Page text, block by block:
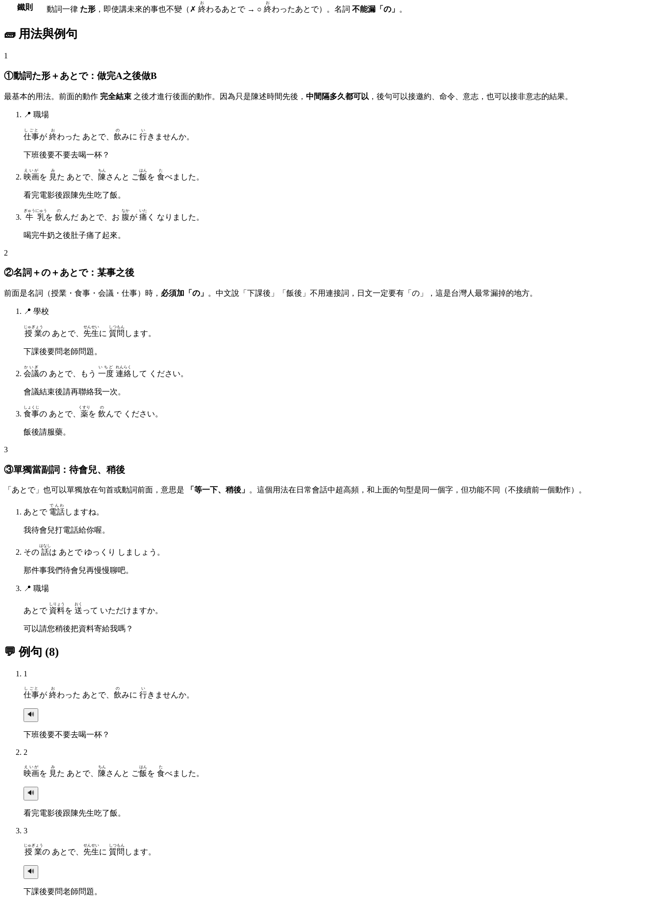
鐵則
動詞一律 た形 ，即使講未來的事也不變（✗ 終
お
わるあとで → ○ 終
お
わったあとで）。名詞 不能漏「の」 。
🧱 用法與例句
1
①動詞た形＋あとで：做完A之後做B
最基本的用法。前面的動作 完全結束 之後才進行後面的動作。因為只是陳述時間先後， 中間隔多久都可以 ，後句可以接邀約、命令、意志，也可以接非意志的結果。
📍 職場
仕事
しごと
が 終
お
わった あとで、 飲
の
みに 行
い
きませんか。
下班後要不要去喝一杯？
映画
えいが
を 見
み
た あとで、 陳
ちん
さんと ご飯
はん
を 食
た
べました。
看完電影後跟陳先生吃了飯。
牛乳
ぎゅうにゅう
を 飲
の
んだ あとで、お 腹
なか
が 痛
いた
く なりました。
喝完牛奶之後肚子痛了起來。
2
②名詞＋の＋あとで：某事之後
前面是名詞（授業・食事・会議・仕事）時， 必須加「の」 。中文說「下課後」「飯後」不用連接詞，日文一定要有「の」，這是台灣人最常漏掉的地方。
📍 學校
授業
じゅぎょう
の あとで、 先生
せんせい
に 質問
しつもん
します。
下課後要問老師問題。
会議
かいぎ
の あとで、もう 一度
いちど
連絡
れんらく
して ください。
會議結束後請再聯絡我一次。
食事
しょくじ
の あとで、 薬
くすり
を 飲
の
んで ください。
飯後請服藥。
3
③單獨當副詞：待會兒、稍後
「あとで」也可以單獨放在句首或動詞前面，意思是 「等一下、稍後」 。這個用法在日常會話中超高頻，和上面的句型是同一個字，但功能不同（不接續前一個動作）。
あとで 電話
でんわ
しますね。
我待會兒打電話給你喔。
その 話
はなし
は あとで ゆっくり しましょう。
那件事我們待會兒再慢慢聊吧。
📍 職場
あとで 資料
しりょう
を 送
おく
って いただけますか。
可以請您稍後把資料寄給我嗎？
💬 例句 (8)
1
仕事
しごと
が 終
お
わった あとで、 飲
の
みに 行
い
きませんか。
🔊
下班後要不要去喝一杯？
2
映画
えいが
を 見
み
た あとで、 陳
ちん
さんと ご飯
はん
を 食
た
べました。
🔊
看完電影後跟陳先生吃了飯。
3
授業
じゅぎょう
の あとで、 先生
せんせい
に 質問
しつもん
します。
🔊
下課後要問老師問題。